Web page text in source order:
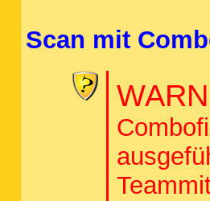
Scan mit